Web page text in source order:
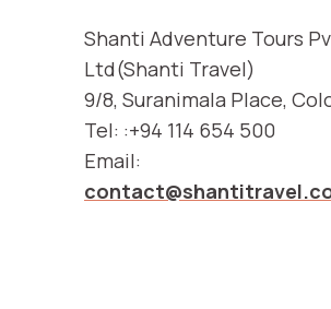
Shanti Adventure Tours
Ltd(Shanti Travel)
9/8, Suranimala Place,
Tel: :+94 114 654 500
Email: